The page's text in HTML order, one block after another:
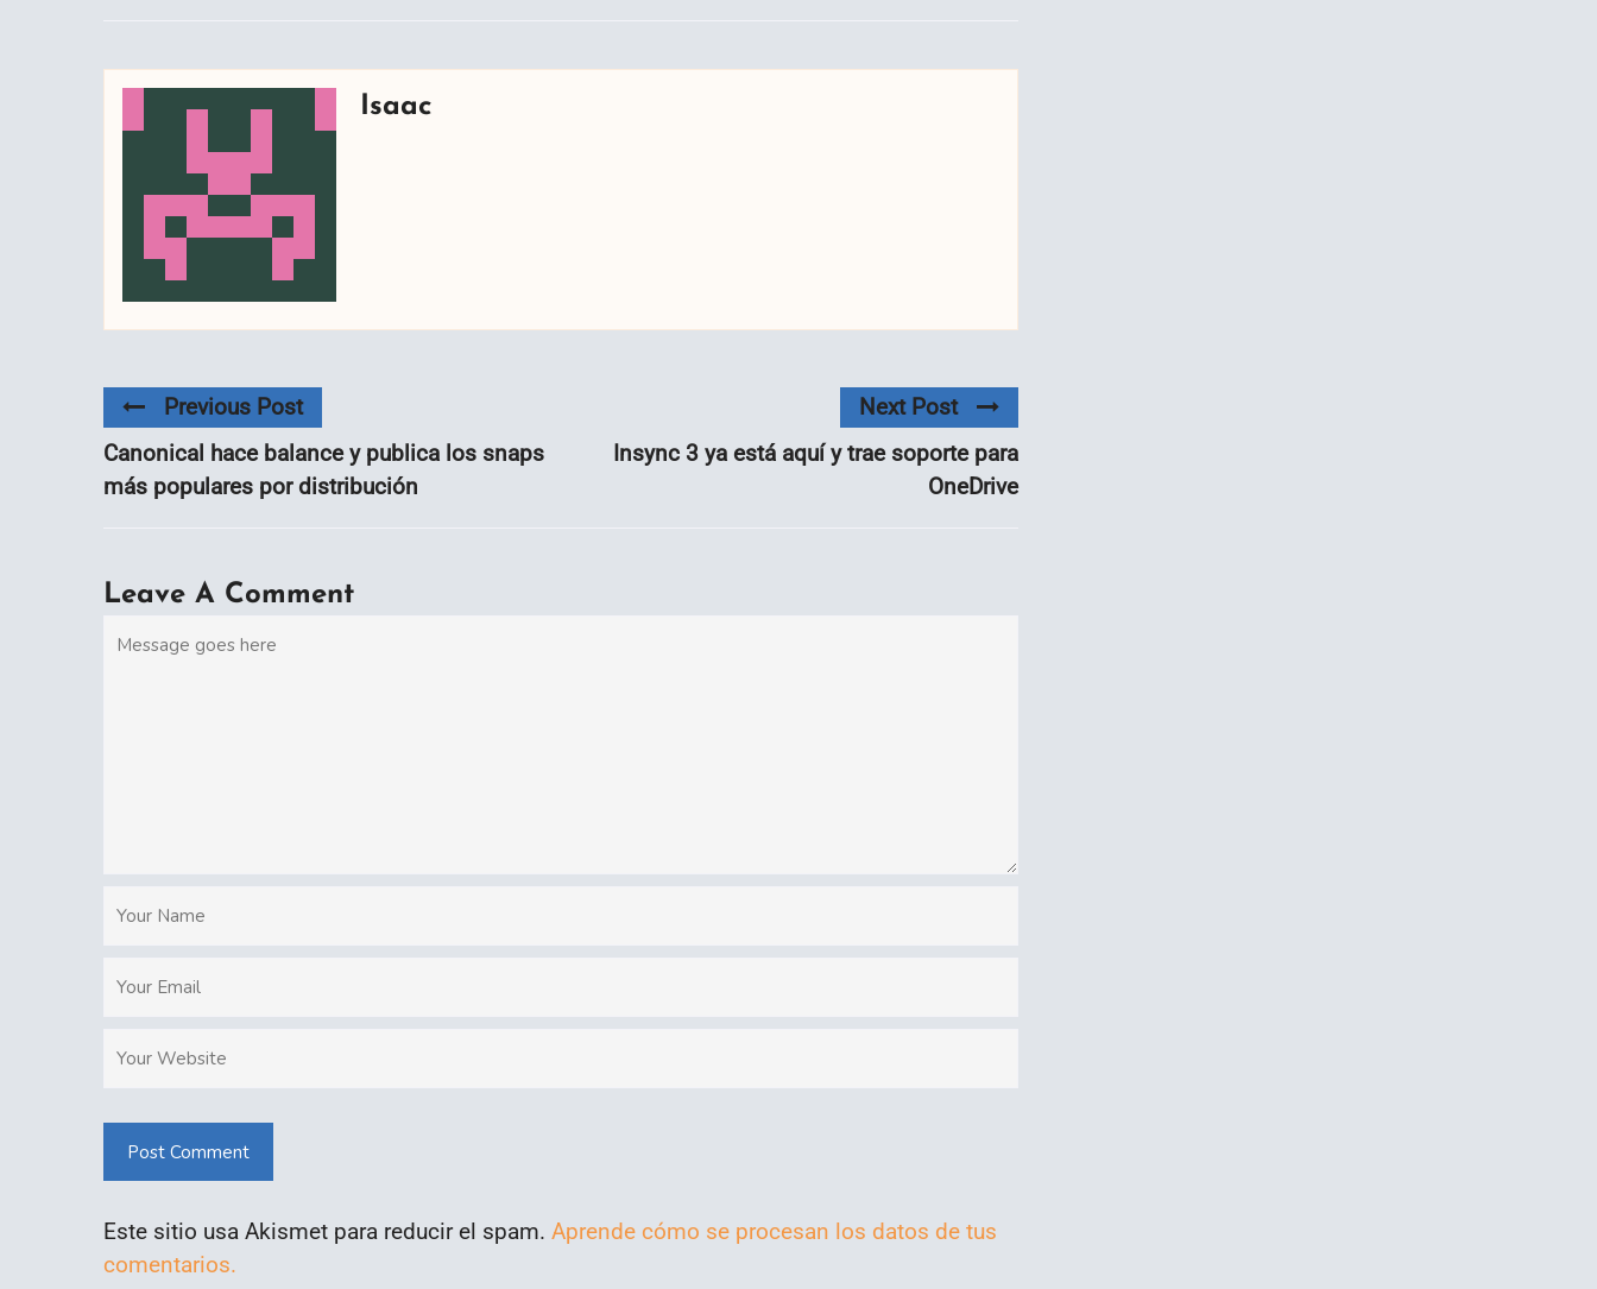
Isaac
Previous Post
Canonical hace balance y publica los snaps
más populares por distribución
Next Post
Insync 3 ya está aquí y trae soporte para
OneDrive
Leave A Comment
Post Comment
Este sitio usa Akismet para reducir el spam. Aprende cómo se procesan los datos de tus
comentarios.